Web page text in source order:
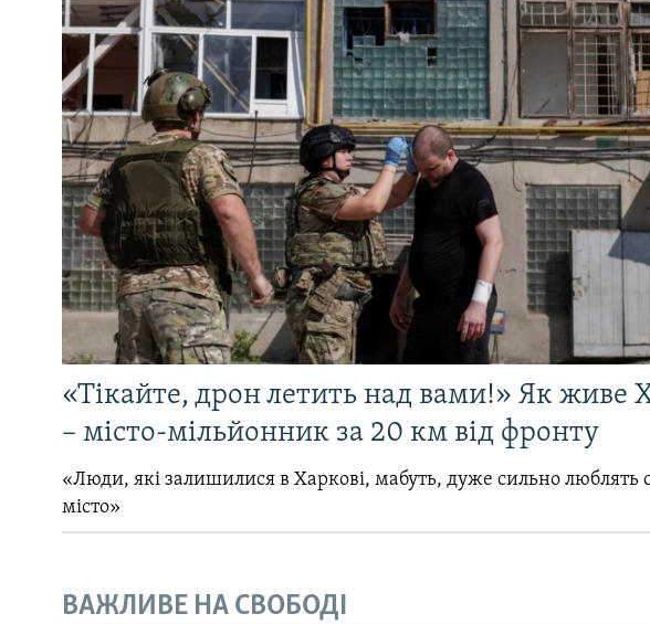
«Тікайте, дрон летить над вами!» Як живе
– місто-мільйонник за 20 км від фронту
«Люди, які залишилися в Харкові, мабуть, дуже сильно люблять
місто»
ВАЖЛИВЕ НА СВОБОДІ